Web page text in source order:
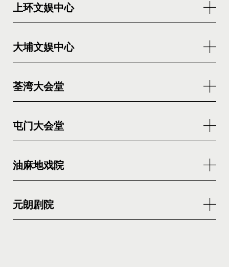
上环文娱中心
大埔文娱中心
荃湾大会堂
屯门大会堂
油麻地戏院
元朗剧院